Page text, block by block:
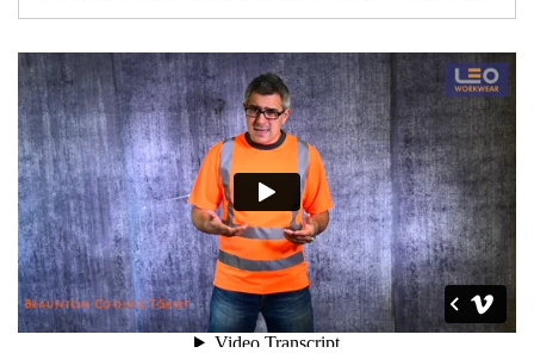
Braunton - Coolviz T-Shirt (Code T02) fromLeo Workwear
onVimeo.